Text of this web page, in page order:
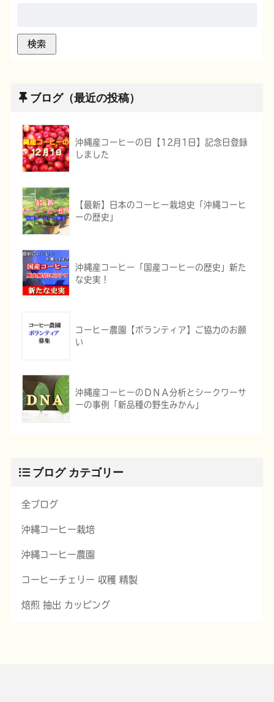
ブログ（最近の投稿）
沖縄産コーヒーの日【12月1日】記念日登録
しました
【最新】日本のコーヒー栽培史「沖縄コーヒ
ーの歴史」
沖縄産コーヒー「国産コーヒーの歴史」新た
な史実！
コーヒー農園【ボランティア】ご協力のお願
い
沖縄産コーヒーのＤＮＡ分析とシークワーサ
ーの事例「新品種の野生みかん」
ブログ カテゴリー
全ブログ
沖縄コーヒー栽培
沖縄コーヒー農園
コーヒーチェリー 収穫 精製
焙煎 抽出 カッピング